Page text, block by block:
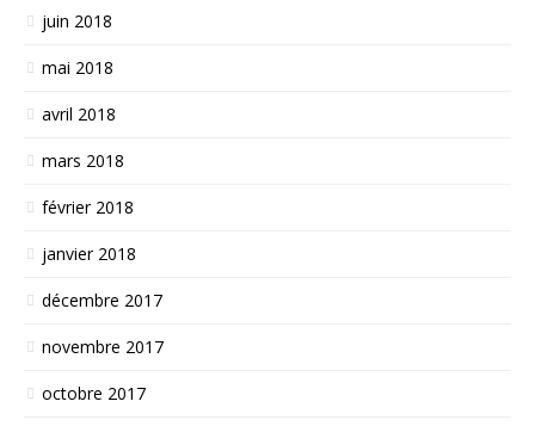
juin 2018
mai 2018
avril 2018
mars 2018
février 2018
janvier 2018
décembre 2017
novembre 2017
octobre 2017